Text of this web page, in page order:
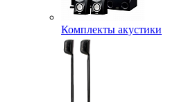
Комплекты акустики